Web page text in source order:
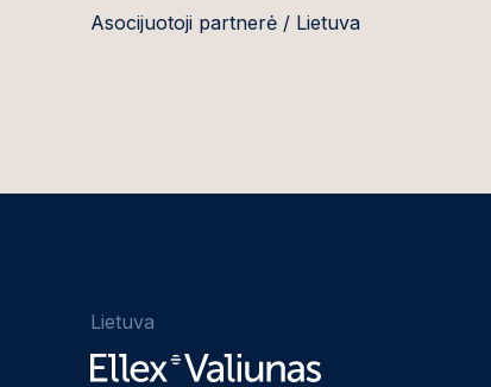
Asocijuotoji partnerė / Lietuva
Lietuva